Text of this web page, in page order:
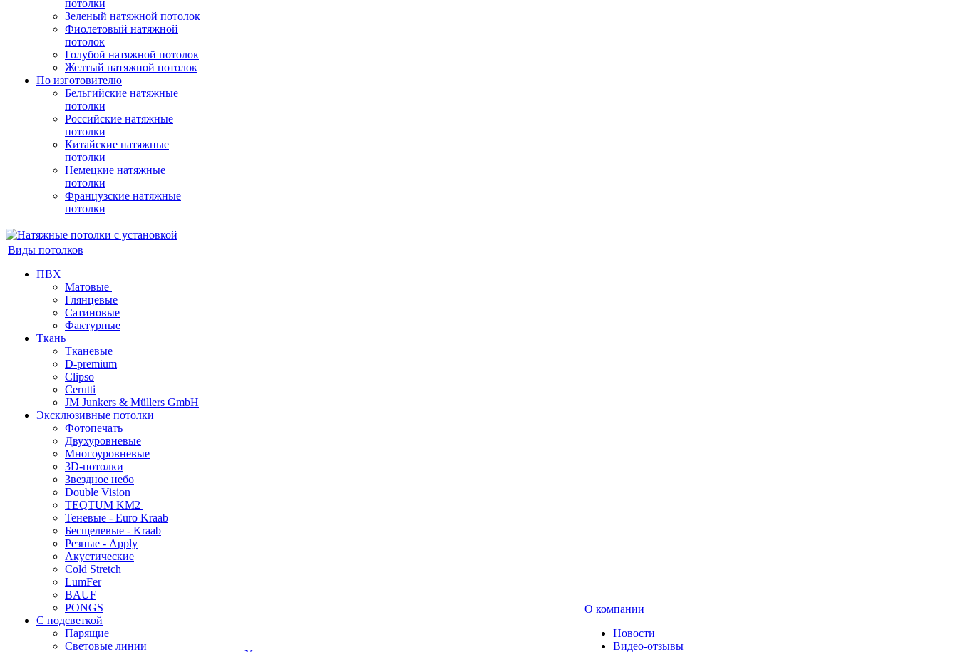
потолки
Зеленый натяжной потолок
Фиолетовый натяжной
потолок
Голубой натяжной потолок
Желтый натяжной потолок
По изготовителю
Бельгийские натяжные
потолки
Российские натяжные
потолки
Китайские натяжные
потолки
Немецкие натяжные
потолки
Французские натяжные
потолки
Виды потолков
ПВХ
Матовые
Глянцевые
Сатиновые
Фактурные
Ткань
Тканевые
D-premium
Clipso
Cerutti
JM Junkers & Müllers GmbH
Эксклюзивные потолки
Фотопечать
Двухуровневые
Многоуровневые
3D-потолки
Звездное небо
Double Vision
TEQTUM KM2
Теневые - Euro Kraab
Бесщелевые - Kraab
Резные - Apply
Акустические
Cold Stretch
LumFer
BAUF
PONGS
С подсветкой
Парящие
Световые линии
О компании
Новости
Видео-отзывы